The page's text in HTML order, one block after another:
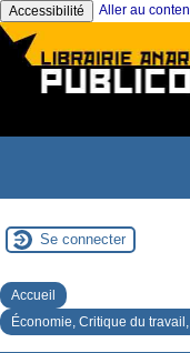
Accessibilité Aller au
Se connecter
Accueil
Économie, Critique du